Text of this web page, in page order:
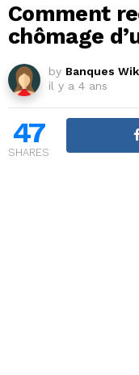
Comment
chômage
by Banques
il y a 4 ans
47
SHARES